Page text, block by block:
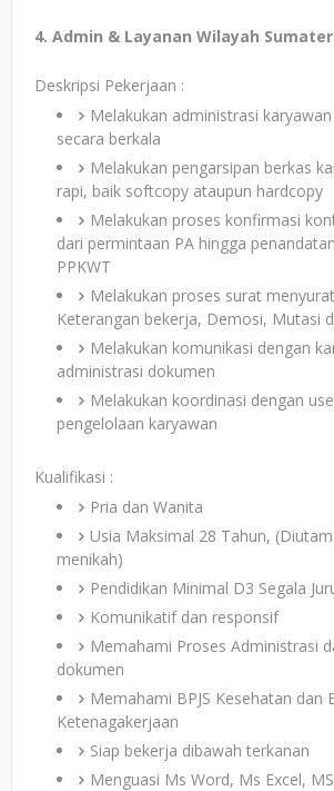
4. Admin & Layanan Wilayah
Deskripsi Pekerjaan :
Melakukan administrasi
secara berkala
Melakukan pengarsipan berkas
rapi, baik softcopy ataupun hardcopy
Melakukan proses konfirmasi
dari permintaan PA hingga
PPKWT
Melakukan proses surat
Keterangan bekerja, Demosi, Mutasi
Melakukan komunikasi dengan
administrasi dokumen
Melakukan koordinasi dengan
pengelolaan karyawan
Kualifikasi :
Pria dan Wanita
Usia Maksimal 28 Tahun,
menikah)
Pendidikan Minimal D3 Segala
Komunikatif dan responsif
Memahami Proses Administrasi
dokumen
Memahami BPJS Kesehatan dan
Ketenagakerjaan
Siap bekerja dibawah terkanan
Menguasi Ms Word, Ms Excel,